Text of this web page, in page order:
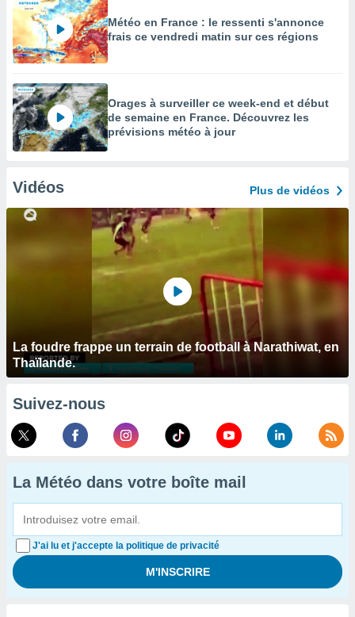
Météo en France : le ressenti s'annonce
frais ce vendredi matin sur ces régions
Orages à surveiller ce week-end et début
de semaine en France. Découvrez les
prévisions météo à jour
Vidéos Plus de vidéos
La foudre frappe un terrain de football à Narathiwat, en
Thaïlande.
Suivez-nous
La Météo dans votre boîte mail
J'ai lu et j'accepte la politique de privacité